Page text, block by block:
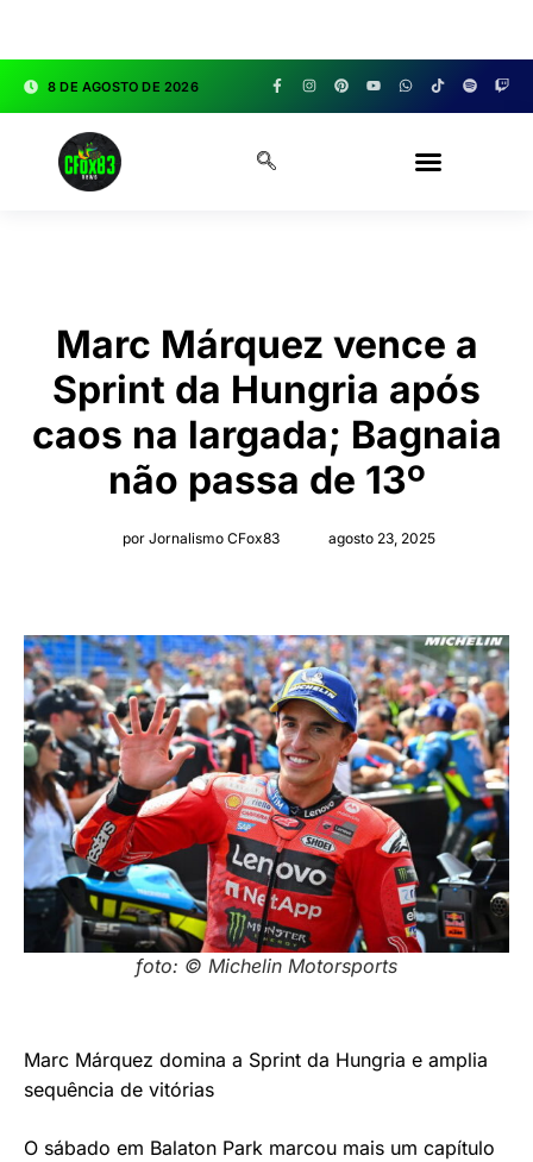
8 DE AGOSTO DE 2026
Marc Márquez vence a
Sprint da Hungria após
caos na largada; Bagnaia
não passa de 13º
por Jornalismo CFox83 agosto 23, 2025
foto: © Michelin Motorsports
Marc Márquez domina a Sprint da Hungria e amplia
sequência de vitórias
O sábado em Balaton Park marcou mais um capítulo